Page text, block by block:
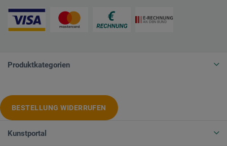
Produktkategorien
BESTELLUNG WIDERRUFEN
Kunstportal